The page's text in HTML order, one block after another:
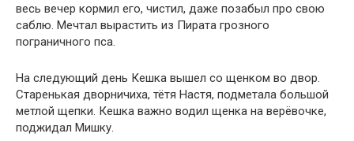
весь вечер кормил его, чистил, даже позабыл про свою
саблю. Мечтал вырастить из Пирата грозного
пограничного пса.
На следующий день Кешка вышел со щенком во двор.
Старенькая дворничиха, тётя Настя, подметала большой
метлой щепки. Кешка важно водил щенка на верёвочке,
поджидал Мишку.